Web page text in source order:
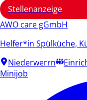
Stellenanzeige
AWO care gGmbH
Helfer*in Spülküche,
Niederwerrn
Minijob